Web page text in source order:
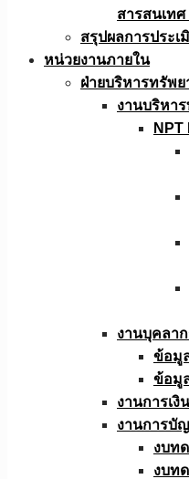
สารสนเทศ
สรุปผลการประ
หน่วยงานภายใน
ฝ่ายบริหารทรัพย
งานบริหาร
NPT
งานบุคลา
ข้อมู
ข้อมู
งานการเงิน
งานการบั
งบท
งบท